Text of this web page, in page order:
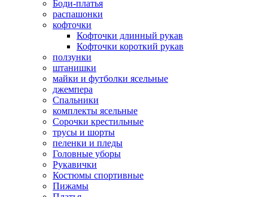
Боди-платья
распашонки
кофточки
Кофточки длинный рукав
Кофточки короткий рукав
ползунки
штанишки
майки и футболки ясельные
джемпера
Спальники
комплекты ясельные
Сорочки крестильные
трусы и шорты
пеленки и пледы
Головные уборы
Рукавички
Костюмы спортивные
Пижамы